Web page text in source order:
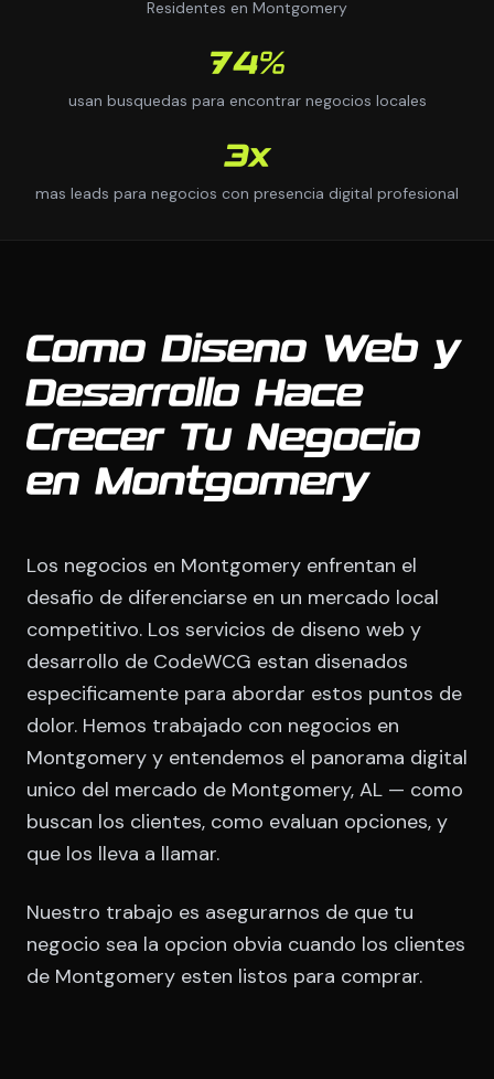
Residentes en Montgomery
74%
usan busquedas para encontrar negocios locales
3x
mas leads para negocios con presencia digital profesional
Como Diseno Web y
Desarrollo Hace
Crecer Tu Negocio
en Montgomery
Los negocios en Montgomery enfrentan el
desafio de diferenciarse en un mercado local
competitivo. Los servicios de diseno web y
desarrollo de CodeWCG estan disenados
especificamente para abordar estos puntos de
dolor. Hemos trabajado con negocios en
Montgomery y entendemos el panorama digital
unico del mercado de Montgomery, AL — como
buscan los clientes, como evaluan opciones, y
que los lleva a llamar.
Nuestro trabajo es asegurarnos de que tu
negocio sea la opcion obvia cuando los clientes
de Montgomery esten listos para comprar.